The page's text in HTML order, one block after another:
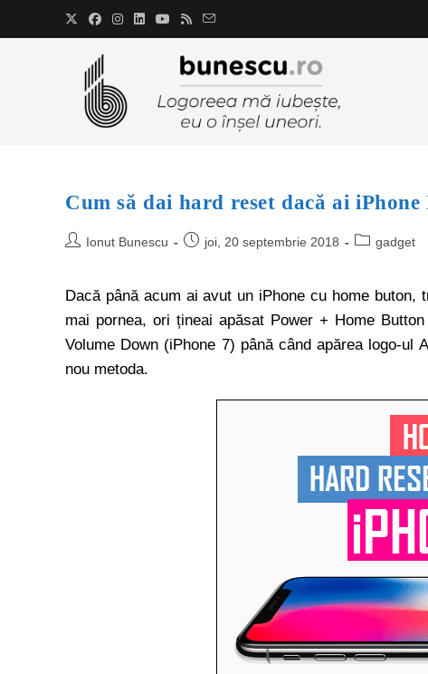
Cum să dai hard reset dacă ai
Ionut Bunescu joi, 20 septembrie 2018 gadget
Dacă până acum ai avut un iPhone cu home
mai pornea, ori țineai apăsat Power + Home
Volume Down (iPhone 7) până când apărea logo-
nou metoda.